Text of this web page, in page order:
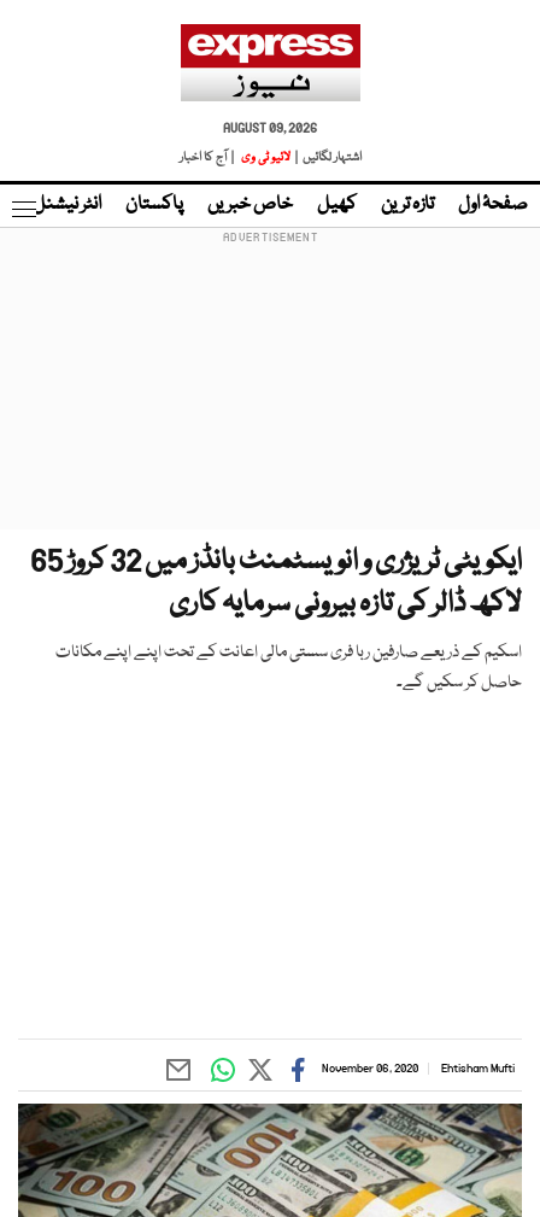
AUGUST 09, 2026
اشتہار لگائیں |
لائیو ٹی وی | آج کا اخبار
صفحۂ اول تازہ ترین کھیل خاص خبریں پاکستان انٹر نیشنل
ایکویٹی ٹریژری و انویسٹمنٹ بانڈز میں 32 کروڑ 65
لاکھ ڈالر کی تازہ بیرونی سرمایہ کاری
اسکیم کے ذریعے صارفین ربا فری سستی مالی اعانت کے تحت اپنے اپنے مکانات
حاصل کر سکیں گے۔
Ehtisham Mufti
November 06, 2020